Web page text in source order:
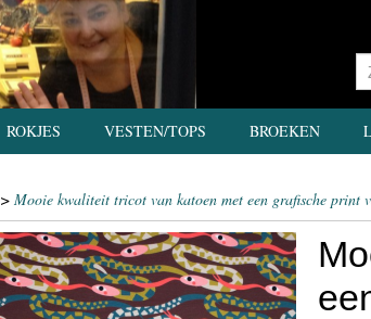
ROKJES VESTEN/TOPS BROEKEN
> Mooie kwaliteit tricot van katoen met een grafische print